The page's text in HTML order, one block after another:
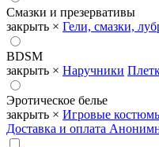
Смазки и презервативы
закрыть × Гели, смазки,
BDSM
закрыть × Наручники
Эротическое белье
закрыть × Игровые
Доставка и оплата